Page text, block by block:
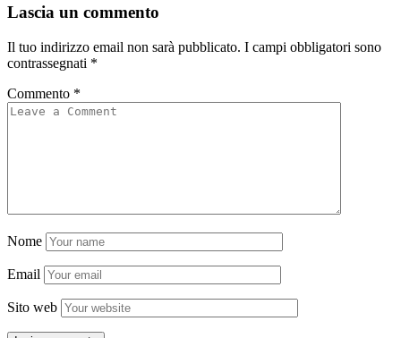
Lascia un commento
Il tuo indirizzo email non sarà pubblicato. I campi obbligatori sono
contrassegnati *
Commento *
Nome
Email
Sito web